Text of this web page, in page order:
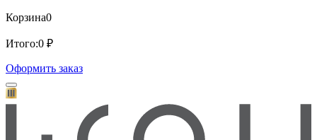
Корзина0
Итого:0 ₽
Оформить заказ